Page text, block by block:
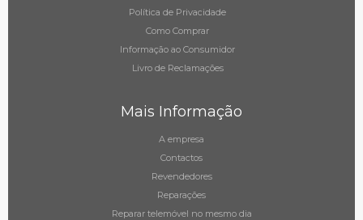
Política de Privacidade
Como Comprar
Informação ao Consumidor
Livro de Reclamações
Mais Informação
A empresa
Contactos
Revendedores
Reparações
Reparar telemóvel no mesmo dia